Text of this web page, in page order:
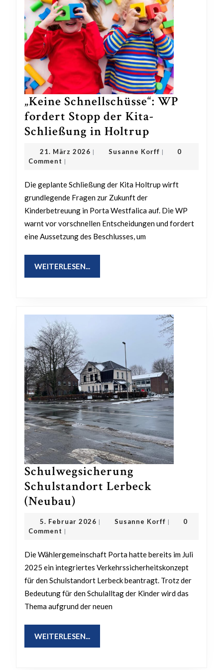
„Keine Schnellschüsse“: WP
fordert Stopp der Kita-
Schließung in Holtrup
WP
Stopp
der
Kita-
21. März 2026 21.
| Susanne KorffSusanne
|
0
Comment |
Die geplante Schließung der Kita Holtrup wirft
grundlegende Fragen zur Zukunft der
Kinderbetreuung in Porta Westfalica auf. Die WP
warnt vor vorschnellen Entscheidungen und fordert
eine Aussetzung des Beschlusses, um
WEITERLESEN...
Schulwegsicherung
Schulstandort Lerbeck
(Neubau)
Schulstandort
Lerbeck
5. Februar 2026 5.| Susanne KorffSusanne
|
0
Comment |
Die Wählergemeinschaft Porta hatte bereits im Juli
2025 ein integriertes Verkehrssicherheitskonzept
für den Schulstandort Lerbeck beantragt. Trotz der
Bedeutung für den Schulalltag der Kinder wird das
Thema aufgrund der neuen
WEITERLESEN...